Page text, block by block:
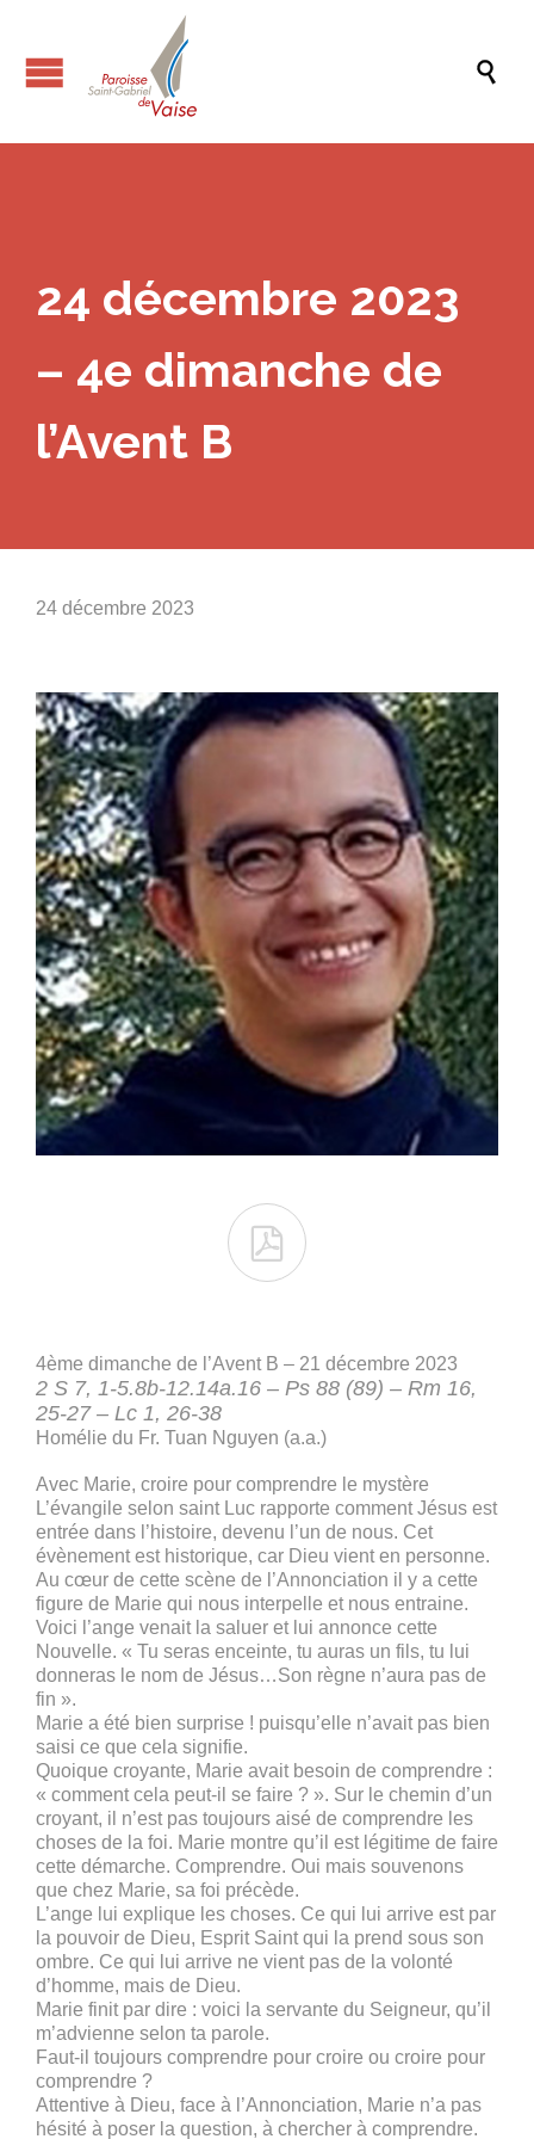

24 décembre 2023
– 4e dimanche de
l’Avent B
24 décembre 2023

4ème dimanche de l’Avent B – 21 décembre 2023
2 S 7, 1-5.8b-12.14a.16 – Ps 88 (89) – Rm 16,
25-27 – Lc 1, 26-38
Homélie du Fr. Tuan Nguyen (a.a.)
Avec Marie, croire pour comprendre le mystère
L’évangile selon saint Luc rapporte comment Jésus est
entrée dans l’histoire, devenu l’un de nous. Cet
évènement est historique, car Dieu vient en personne.
Au cœur de cette scène de l’Annonciation il y a cette
figure de Marie qui nous interpelle et nous entraine.
Voici l’ange venait la saluer et lui annonce cette
Nouvelle. « Tu seras enceinte, tu auras un fils, tu lui
donneras le nom de Jésus…Son règne n’aura pas de
fin ».
Marie a été bien surprise ! puisqu’elle n’avait pas bien
saisi ce que cela signifie.
Quoique croyante, Marie avait besoin de comprendre :
« comment cela peut-il se faire ? ». Sur le chemin d’un
croyant, il n’est pas toujours aisé de comprendre les
choses de la foi. Marie montre qu’il est légitime de faire
cette démarche. Comprendre. Oui mais souvenons
que chez Marie, sa foi précède.
L’ange lui explique les choses. Ce qui lui arrive est par
la pouvoir de Dieu, Esprit Saint qui la prend sous son
ombre. Ce qui lui arrive ne vient pas de la volonté
d’homme, mais de Dieu.
Marie finit par dire : voici la servante du Seigneur, qu’il
m’advienne selon ta parole.
Faut-il toujours comprendre pour croire ou croire pour
comprendre ?
Attentive à Dieu, face à l’Annonciation, Marie n’a pas
hésité à poser la question, à chercher à comprendre.